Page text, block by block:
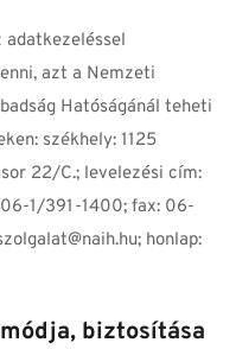
azt a Nemzeti
Hatóságánál teheti
székhely: 1125
22/C.; levelezési cím:
06-1/391-1400; fax: 06-
honlap:
biztosítása